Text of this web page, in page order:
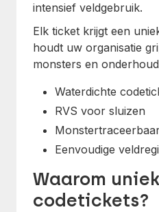
intensief veldgebruik.
Elk ticket krijgt een
houdt uw organisatie
monsters en
Waterdichte
RVS voor sluizen
Eenvoudige
Waarom
codetickets?